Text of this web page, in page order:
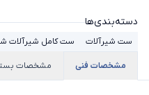
دسته‌بندی‌ها
ست شیرآلات ست کامل شیرآلات
مشخصات فنی مشخصات